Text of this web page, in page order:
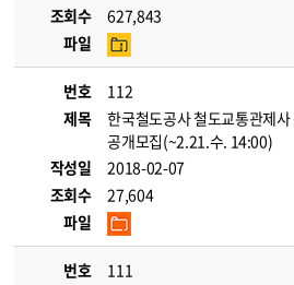
조회수
627,843
파일
번호
112
제목
한국철도공사 철도교통관제
공개모집(~2.21.수. 14:00)
작성일
2018-02-07
조회수
27,604
파일
번호
111